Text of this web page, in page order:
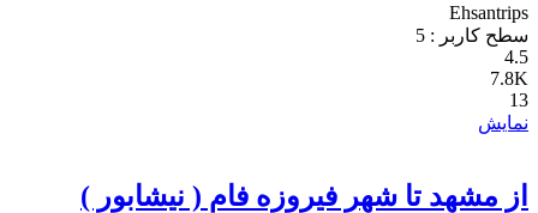
Ehsantrips
سطح کاربر : 5
4.5
7.8K
13
نمایش
از مشهد تا شهر فیروزه فام ( نیشابور )